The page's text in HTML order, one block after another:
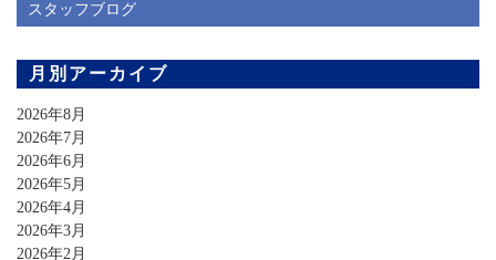
スタッフブログ
月別アーカイブ
2026年8月
2026年7月
2026年6月
2026年5月
2026年4月
2026年3月
2026年2月